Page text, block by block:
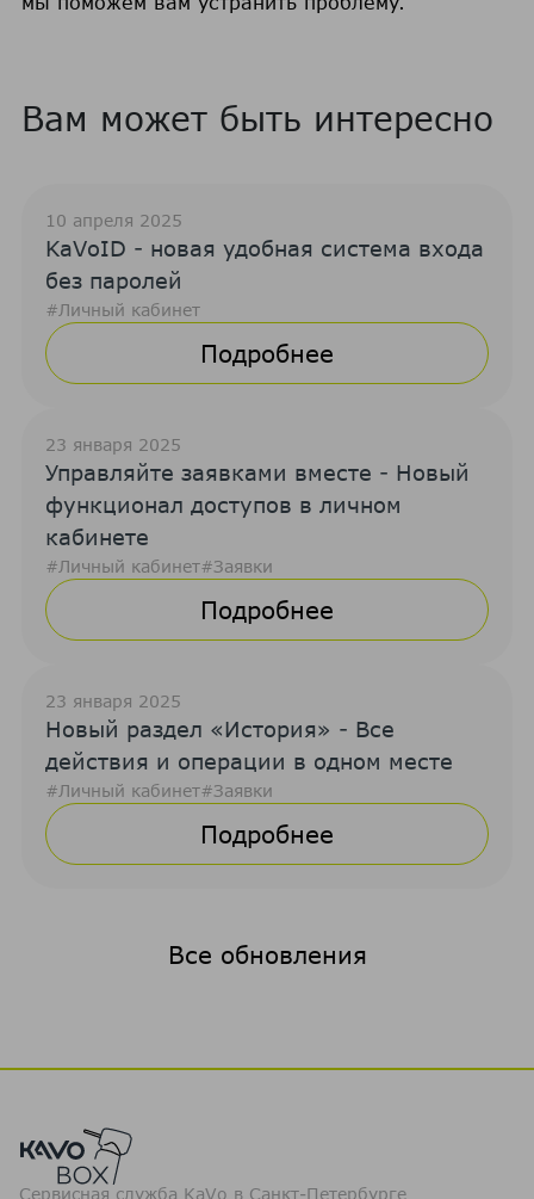
Вам может быть интересно
10 апреля 2025
KaVoID - новая удобная система входа
без паролей
#Личный кабинет
Подробнее
23 января 2025
Управляйте заявками вместе - Новый
функционал доступов в личном
кабинете
#Личный кабинет#Заявки
Подробнее
23 января 2025
Новый раздел «История» - Все
действия и операции в одном месте
#Личный кабинет#Заявки
Подробнее
Все обновления
Сервисная служба KaVo в Санкт-Петербурге